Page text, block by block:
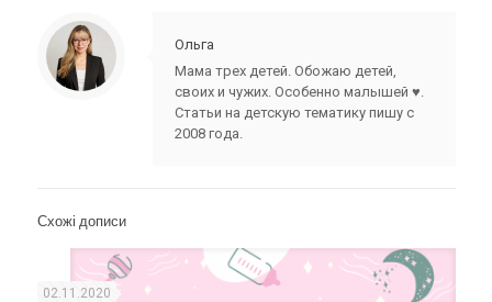
Ольга
Мама трех детей. Обожаю детей,
своих и чужих. Особенно малышей ♥.
Статьи на детскую тематику пишу с
2008 года.
Схожі дописи
02.11.2020